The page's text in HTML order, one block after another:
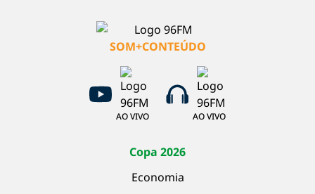
SOM+CONTEÚDO
AO VIVO AO VIVO
Copa 2026
Economia